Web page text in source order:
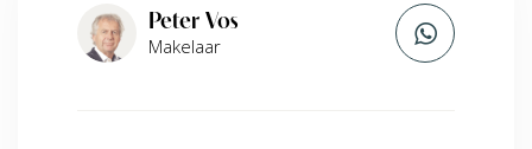
Peter Vos
Makelaar